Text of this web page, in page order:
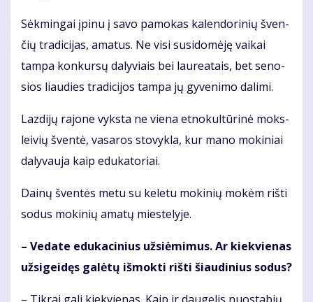
Sėk­min­gai įpi­nu į sa­vo pa­mo­kas ka­len­do­ri­nių šven­
čių tra­di­ci­jas, ama­tus. Ne vi­si su­si­do­mė­ję vai­kai
tam­pa kon­kur­sų da­ly­viais bei lau­re­a­tais, bet se­no­
sios liau­dies tra­di­ci­jos tam­pa jų gy­ve­ni­mo da­li­mi.
Laz­di­jų ra­jo­ne vyks­ta ne vie­na et­no­kul­tū­ri­nė moks­
lei­vių šven­tė, va­sa­ros sto­vyk­la, kur ma­no mo­ki­niai
da­ly­vau­ja kaip edu­ka­to­riai.
Dai­nų šven­tės me­tu su ke­le­tu mo­ki­nių mo­kėm riš­ti
so­dus mo­ki­nių ama­tų mies­te­ly­je.
– Ve­da­te edu­ka­ci­nius už­si­ė­mi­mus. Ar kiek­vie­nas
už­si­gei­dęs ga­lė­tų iš­mok­ti riš­ti šiau­di­nius so­dus?